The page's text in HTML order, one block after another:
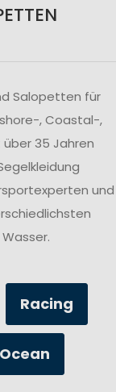
Salopetten für
, Coastal-,
35 Jahren
und
Racing
Ocean